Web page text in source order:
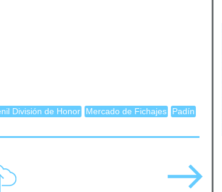
División de Honor Mercado de Fichajes
Padín